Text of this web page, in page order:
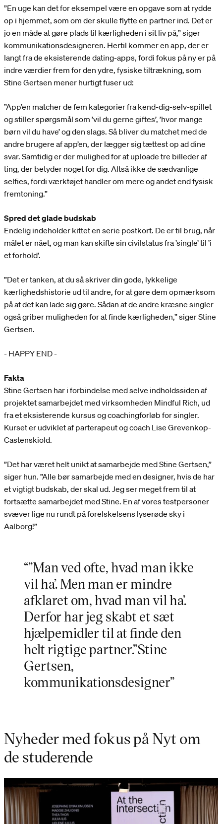
”En uge kan det for eksempel være en opgave som at rydde
op i hjemmet, som om der skulle flytte en partner ind. Det er
jo en måde at gøre plads til kærligheden i sit liv på,” siger
kommunikationsdesigneren. Hertil kommer en app, der er
langt fra de eksisterende dating-apps, fordi fokus på ny er på
indre værdier frem for den ydre, fysiske tiltrækning, som
Stine Gertsen mener hurtigt fuser ud:
”App’en matcher de fem kategorier fra kend-dig-selv-spillet
og stiller spørgsmål som ’vil du gerne giftes’, ’hvor mange
børn vil du have’ og den slags. Så bliver du matchet med de
andre brugere af app’en, der lægger sig tættest op ad dine
svar. Samtidig er der mulighed for at uploade tre billeder af
ting, der betyder noget for dig. Altså ikke de sædvanlige
selfies, fordi værktøjet handler om mere og andet end fysisk
fremtoning.”
Spred det glade budskab
Endelig indeholder kittet en serie postkort. De er til brug, når
målet er nået, og man kan skifte sin civilstatus fra ’single’ til ’i
et forhold’.
”Det er tanken, at du så skriver din gode, lykkelige
kærlighedshistorie ud til andre, for at gøre dem opmærksom
på at det kan lade sig gøre. Sådan at de andre kræsne singler
også griber muligheden for at finde kærligheden,” siger Stine
Gertsen.
- HAPPY END -
Fakta
Stine Gertsen har i forbindelse med selve indholdssiden af
projektet samarbejdet med virksomheden Mindful Rich, ud
fra et eksisterende kursus og coachingforløb for singler.
Kurset er udviklet af parterapeut og coach Lise Grevenkop-
Castenskiold.
”Det har været helt unikt at samarbejde med Stine Gertsen,”
siger hun. ”Alle bør samarbejde med en designer, hvis de har
et vigtigt budskab, der skal ud. Jeg ser meget frem til at
fortsætte samarbejdet med Stine. En af vores testpersoner
svæver lige nu rundt på forelskelsens lyserøde sky i
Aalborg!”
“”Man ved ofte, hvad man ikke
vil ha’. Men man er mindre
afklaret om, hvad man vil ha’.
Derfor har jeg skabt et sæt
hjælpemidler til at finde den
helt rigtige partner.”Stine
Gertsen,
kommunikationsdesigner”
Nyheder med fokus på Nyt om
de studerende